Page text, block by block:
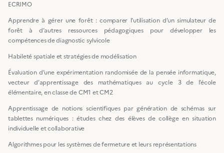
ECRIMO
Apprendre à gérer une forêt : comparer l’utilisation d’un simulateur de
forêt à d’autres ressources pédagogiques pour développer les
compétences de diagnostic sylvicole
Habileté spatiale et stratégies de modélisation
Évaluation d’une expérimentation randomisée de la pensée informatique,
vecteur d’apprentissage des mathématiques au cycle 3 de l’école
élémentaire, en classe de CM1 et CM2
Apprentissage de notions scientifiques par génération de schémas sur
tablettes numériques : études chez des élèves de collège en situation
individuelle et collaborative
Algorithmes pour les systèmes de fermeture et leurs représentations